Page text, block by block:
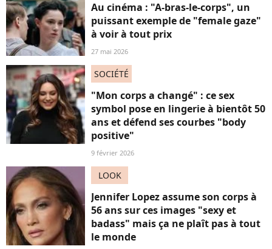
Au cinéma : "A-bras-le-corps", un
puissant exemple de "female gaze"
à voir à tout prix
27 mai 2026
SOCIÉTÉ
"Mon corps a changé" : ce sex
symbol pose en lingerie à bientôt 50
ans et défend ses courbes "body
positive"
9 février 2026
LOOK
Jennifer Lopez assume son corps à
56 ans sur ces images "sexy et
badass" mais ça ne plaît pas à tout
le monde